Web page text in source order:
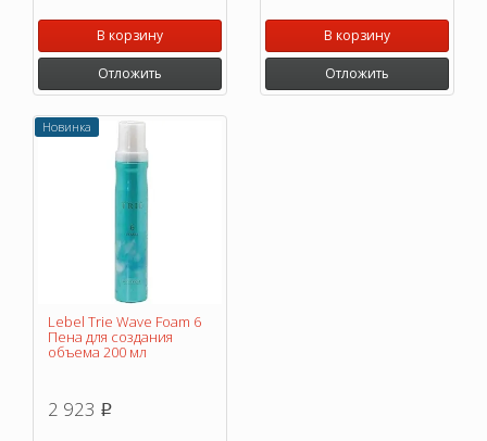
В корзину
Отложить
В корзину
Отложить
Новинка
Lebel Trie Wave Foam 6
Пена для создания
объема 200 мл
2 923 p